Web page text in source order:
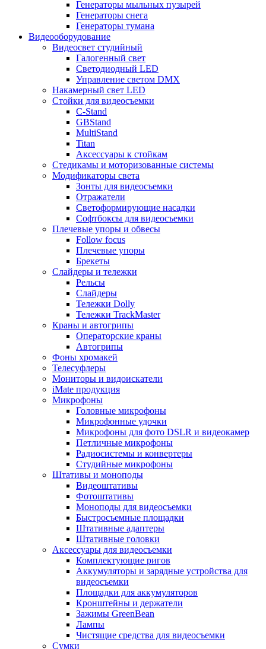
Генераторы мыльных пузырей
Генераторы снега
Генераторы тумана
Видеооборудование
Видеосвет студийный
Галогенный свет
Светодиодный LED
Управление светом DMX
Накамерный свет LED
Стойки для видеосъемки
C-Stand
GBStand
MultiStand
Titan
Аксессуары к стойкам
Стедикамы и моторизованные системы
Модификаторы света
Зонты для видеосъемки
Отражатели
Светоформирующие насадки
Софтбоксы для видеосъемки
Плечевые упоры и обвесы
Follow focus
Плечевые упоры
Брекеты
Слайдеры и тележки
Рельсы
Слайдеры
Тележки Dolly
Тележки TrackMaster
Краны и автогрипы
Операторские краны
Автогрипы
Фоны хромакей
Телесуфлеры
Мониторы и видоискатели
iMate продукция
Микрофоны
Головные микрофоны
Микрофонные удочки
Микрофоны для фото DSLR и видеокамер
Петличные микрофоны
Радиосистемы и конвертеры
Студийные микрофоны
Штативы и моноподы
Видеоштативы
Фотоштативы
Моноподы для видеосъемки
Быстросъемные площадки
Штативные адаптеры
Штативные головки
Аксессуары для видеосъемки
Комплектующие ригов
Аккумуляторы и зарядные устройства для
видеосъемки
Площадки для аккумуляторов
Кронштейны и держатели
Зажимы GreenBean
Лампы
Чистящие средства для видеосъемки
Сумки